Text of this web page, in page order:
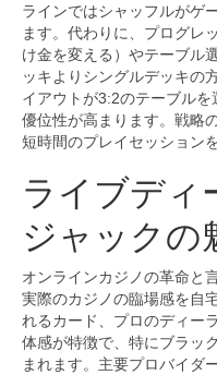
ラインではシャッフルがゲ
ます。代わりに、プログレ
け金を変える）やテーブル
ッキよりシングルデッキの
イアウトが3:2のテーブル
優位性が高まります。戦略
短時間のプレイセッション
ライブディ
ジャックの
オンラインカジノの革命と
実際のカジノの臨場感を自
れるカード、プロのディー
体感が特徴で、特にブラッ
まれます。主要プロバイダ